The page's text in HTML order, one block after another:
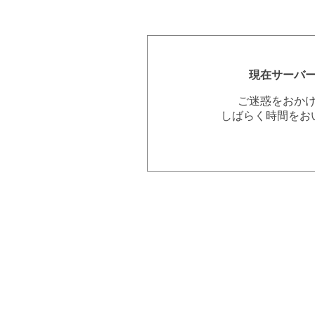
現在サーバ
ご迷惑をおか
しばらく時間を